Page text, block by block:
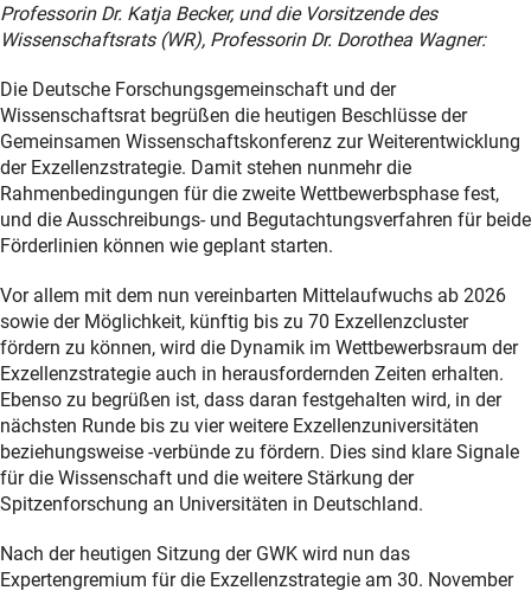
Professorin Dr. Katja Becker, und die Vorsitzende des
Wissenschaftsrats (WR), Professorin Dr. Dorothea Wagner:
Die Deutsche Forschungsgemeinschaft und der
Wissenschaftsrat begrüßen die heutigen Beschlüsse der
Gemeinsamen Wissenschaftskonferenz zur Weiterentwicklung
der Exzellenzstrategie. Damit stehen nunmehr die
Rahmenbedingungen für die zweite Wettbewerbsphase fest,
und die Ausschreibungs- und Begutachtungsverfahren für beide
Förderlinien können wie geplant starten.
Vor allem mit dem nun vereinbarten Mittelaufwuchs ab 2026
sowie der Möglichkeit, künftig bis zu 70 Exzellenzcluster
fördern zu können, wird die Dynamik im Wettbewerbsraum der
Exzellenzstrategie auch in herausfordernden Zeiten erhalten.
Ebenso zu begrüßen ist, dass daran festgehalten wird, in der
nächsten Runde bis zu vier weitere Exzellenzuniversitäten
beziehungsweise -verbünde zu fördern. Dies sind klare Signale
für die Wissenschaft und die weitere Stärkung der
Spitzenforschung an Universitäten in Deutschland.
Nach der heutigen Sitzung der GWK wird nun das
Expertengremium für die Exzellenzstrategie am 30. November